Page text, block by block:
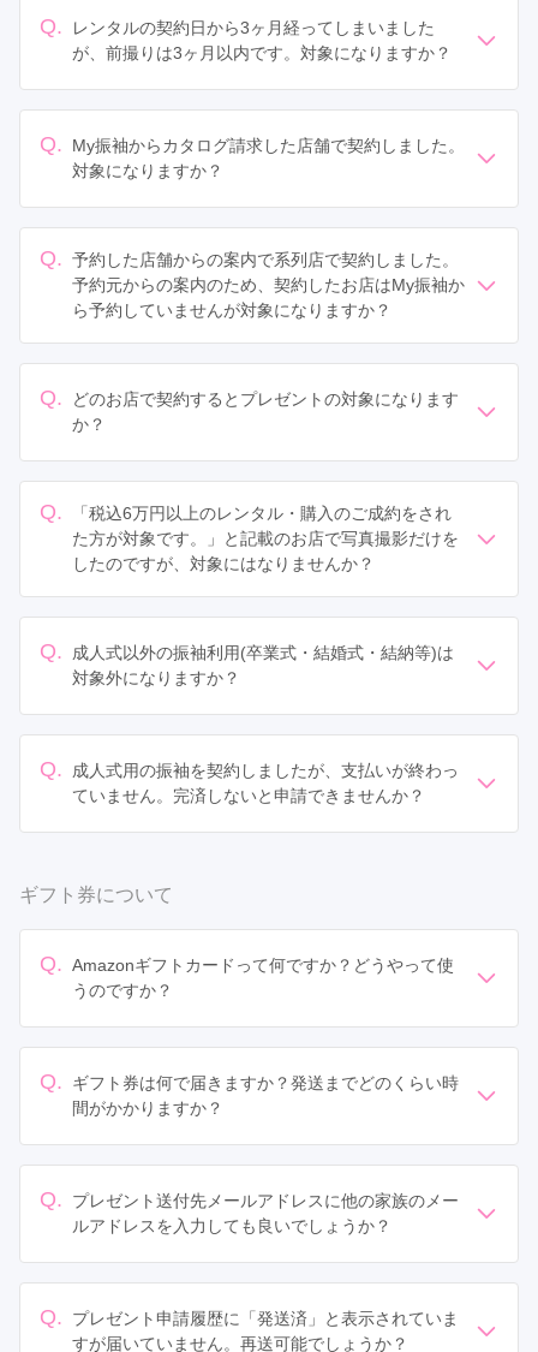
となっておりますのでご安心ください。撮影前にアンケ
ートをいただいても受け付けることができませんのでご
了承ください。
Q.
レンタルの契約日から3ヶ月経ってしまいました
が、前撮りは3ヶ月以内です。対象になりますか？
となります。ご了承ください。
Q.
My振袖からカタログ請求した店舗で契約しました。
対象になりますか？
ます。
Q. 予約した店舗からの案内で系列店で契約しました。
予約元からの案内のため、契約したお店はMy振袖か
ら予約していませんが対象になりますか？
ト申請をお願いいたします。
Q.
どのお店で契約するとプレゼントの対象になります
か？
カード1,000円分」と記載されているお店が対象です。
レンタル・購入の場合はご成約金額が税込みで60,000円
以上、写真撮影のみの場合は税込み10,000円以上で対象
となります。
各店舗が対象にしているサービスについては、店舗詳細
Q.
「税込6万円以上のレンタル・購入のご成約をされ
た方が対象です。」と記載のお店で写真撮影だけを
したのですが、対象にはなりませんか？
ん。
Q.
成人式以外の振袖利用(卒業式・結婚式・結納等)は
対象外になりますか？
一部成人式のお振袖のみの店舗もございます。その場合
Q.
成人式用の振袖を契約しましたが、支払いが終わっ
ていません。完済しないと申請できませんか？
す。
ギフト券について
Q. Amazonギフトカードって何ですか？どうやって使
うのですか？
(https://www.amazon.co.jp/) 内のショッピングにご利用
詳しくはAmazonサイト内の
ご参照ください。
Q.
ギフト券は何で届きますか？発送までどのくらい時
間がかかりますか？
ス宛に、Amazonギフトカードのギフト券番号をお送り
プ）』を採用しています。） メールが届くまで最大3ヶ
月ほどかかります。
ギフト券の使い方についてはAmazonサイト内のギフト
券の使い方ページをご参照ください。 なお、
myfurisode@sptdx.com
からのメールを受け取れるよう
Q.
プレゼント送付先メールアドレスに他の家族のメー
ルアドレスを入力しても良いでしょうか？
ールアドレスをご設定ください。
るようご設定ください。
Q.
プレゼント申請履歴に「発送済」と表示されていま
すが届いていません。再送可能でしょうか？